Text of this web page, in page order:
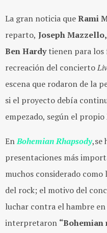
La gran noticia queRami
reparto, Joseph
Ben Hardytienen para los
recreación del concierto
escena que rodaron de la
si el proyecto debía
empezado, según el propio
EnBohemian Rhapsody,se
presentaciones más
muchos considerado
del rock; el motivo del
luchar contra el hambre
interpretaron “Bohemian